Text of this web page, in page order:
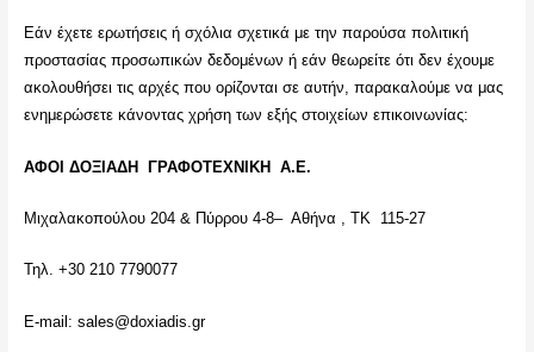
Εάν έχετε ερωτήσεις ή σχόλια σχετικά με την παρούσα πολιτική
προστασίας προσωπικών δεδομένων ή εάν θεωρείτε ότι δεν έχουμε
ακολουθήσει τις αρχές που ορίζονται σε αυτήν, παρακαλούμε να μας
ενημερώσετε κάνοντας χρήση των εξής στοιχείων επικοινωνίας:
ΑΦΟΙ ΔΟΞΙΑΔΗ ΓΡΑΦΟΤΕΧΝΙΚΗ A.E.
Μιχαλακοπούλου 204 & Πύρρου 4-8– Αθήνα , ΤΚ 115-27
Τηλ. +30 210 7790077
Ε-mail: sales@doxiadis.gr